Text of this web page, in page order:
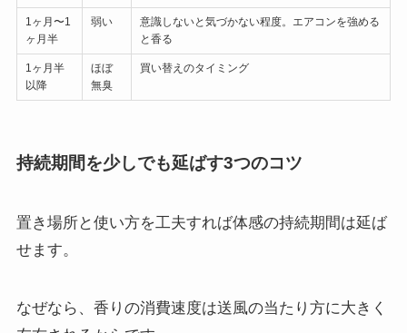
1ヶ月〜1
ヶ月半
弱い
意識しないと気づかない程度。エアコンを強める
と香る
1ヶ月半
以降
ほぼ
無臭
買い替えのタイミング
持続期間を少しでも延ばす3つのコツ
置き場所と使い方を工夫すれば体感の持続期間は延ば
せます。
なぜなら、香りの消費速度は送風の当たり方に大きく